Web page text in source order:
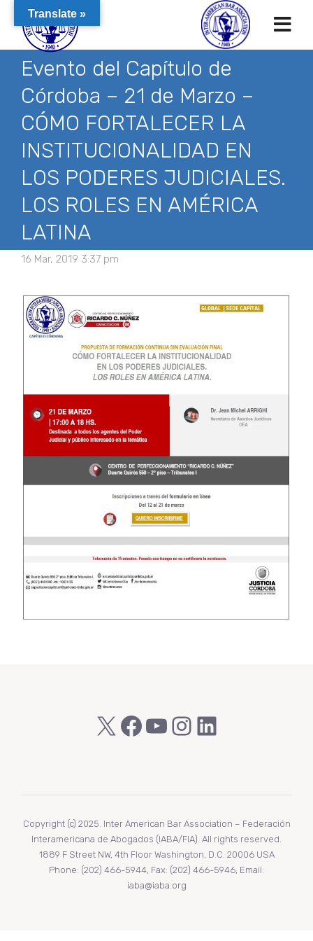
Evento del Capítulo de
Córdoba – 21 de Marzo –
CÓMO FORTALECER LA
INSTITUCIONALIDAD EN
LOS PODERES JUDICIALES.
LOS ROLES EN AMÉRICA
LATINA
16 Mar, 2019 3:37 pm
X Facebook
YouTube
Instagram
LinkedIn
Copyright (c) 2025. Inter American Bar Association – Federación
Interamericana de Abogados (IABA/FIA). All rights reserved.
1889 F Street NW, 4th Floor Washington, D.C. 20006 USA
Phone: (202) 466-5944, Fax: (202) 466-5946, Email:
iaba@iaba.org
Translate »